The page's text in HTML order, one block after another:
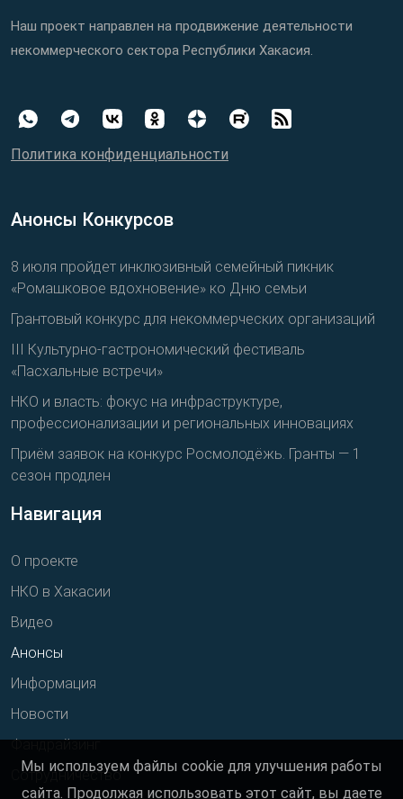
Наш проект направлен на продвижение деятельности
некоммерческого сектора Республики Хакасия.
Политика конфиденциальности
Мы используем файлы cookie для улучшения работы
сайта. Продолжая использовать этот сайт, вы даете
Анонсы Конкурсов
8 июля пройдет инклюзивный семейный пикник
«Ромашковое вдохновение» ко Дню семьи
Грантовый конкурс для некоммерческих организаций
III Культурно-гастрономический фестиваль
«Пасхальные встречи»
НКО и власть: фокус на инфраструктуре,
профессионализации и региональных инновациях
Приём заявок на конкурс Росмолодёжь. Гранты — 1
сезон продлен
Навигация
О проекте
НКО в Хакасии
Видео
Анонсы
Информация
Новости
Фандрайзинг
Сотрудничество